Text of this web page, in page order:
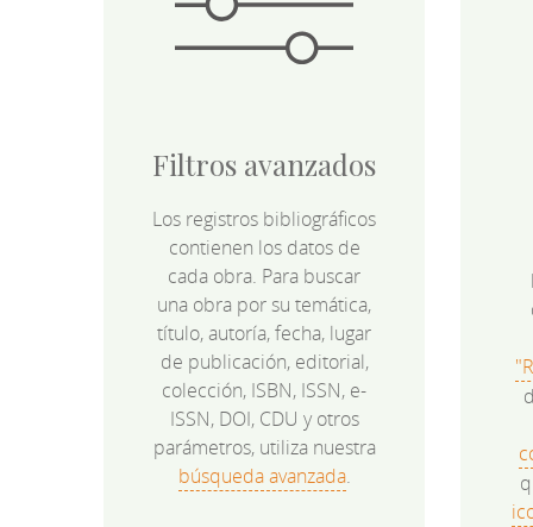
Filtros avanzados
Los registros bibliográficos
contienen los datos de
cada obra. Para buscar
una obra por su temática,
título, autoría, fecha, lugar
de publicación, editorial,
colección, ISBN, ISSN, e-
ISSN, DOI, CDU y otros
parámetros, utiliza nuestra
búsqueda avanzada.